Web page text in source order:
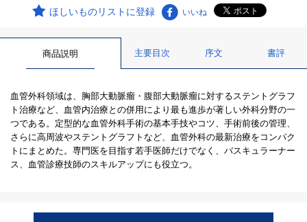
ほしいものリストに登録 いいね
商品説明 主要目次 序文 書評
血管外科領域は、胸部大動脈瘤・腹部大動脈瘤に対するステントグラフ
ト治療など、血管内治療との併用により最も進歩が著しい外科分野の一
つである。定型的な血管外科手術の基本手技やコツ、手術前後の管理、
さらに高周波やステントグラフトなど、血管外科の最新治療をコンパク
トにまとめた。専門医を目指す若手医師だけでなく、バスキュラーナー
ス、血管診療技師のスキルアップにも役立つ。